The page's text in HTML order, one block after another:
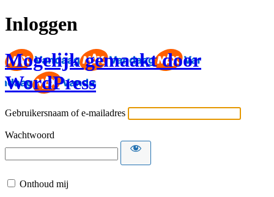
Inloggen
Mogelijk gemaakt door
WordPress
Gebruikersnaam of e-mailadres
Wachtwoord
Onthoud mij